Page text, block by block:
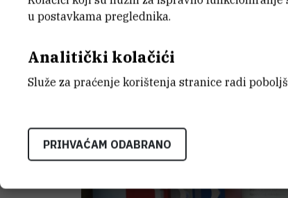
''Projektni rezultati ne samo da
pružaju praktične smjernice
zaključio je ravnatelj.
u postavkama preglednika.
Analitički kolačići
Služe za praćenje korištenja stranice radi
PRIHVAĆAM ODABRANO